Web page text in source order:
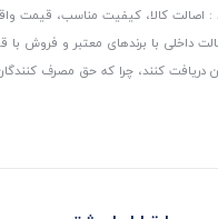
: اصالت کالا، کیفیت مناسب، قیمت
داخلی با برندهای معتبر و
دریافت کنند، چرا که حق مصرف